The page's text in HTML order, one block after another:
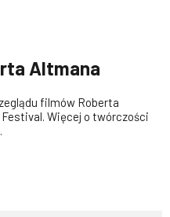
Altmana
filmów Roberta
Więcej o twórczości
.